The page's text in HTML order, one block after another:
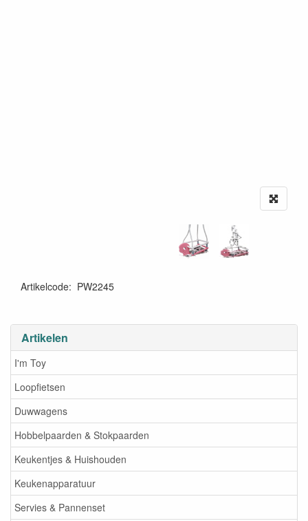
Artikelen
I'm Toy
Loopfietsen
Duwwagens
Hobbelpaarden & Stokpaarden
Keukentjes & Huishouden
Keukenapparatuur
Servies & Pannenset
Artikelcode: PW2245